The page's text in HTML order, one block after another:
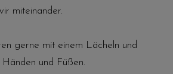
miteinander.
gerne mit einem Lächeln und
und Füßen.